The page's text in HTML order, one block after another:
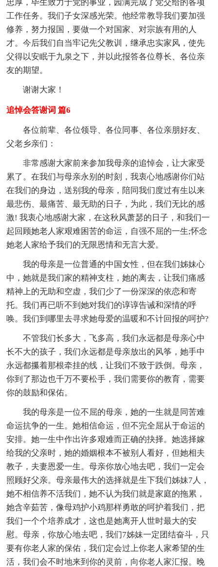
忠厚，毕生致力于党的事业，园满完成了党交给的各项
工作任务。我们子女深感光荣。他经常教导我们要加强
修养，努力报国，要做一个对国家、对宗族有用的人
才。今后我们自当牢记先父教训，继承忠实家风，使先
父得以安眠于九泉之下，并以此报答各位尊长、各位亲
友的期望。
谢谢大家！
追悼会答谢词 篇6
各位前辈、各位领导、各位同事、各位亲朋好友、
父老乡亲们：
非常感谢大家前来参加我母亲的追悼会，让大家受
累了。在我们与母亲永别的时刻，我衷心地感谢你们站
在我们的身边，送别我的母亲，陪同我们度过有生以来
最悲伤、最痛苦、最无助的日子，为此，我们无比的感
激! 我衷心地感谢大家，在这秋风萧瑟的日子，和我们一
起回顾她老人家艰难困苦的命运，自强不屈的一生;怀念
她老人家给予我们的无限恩情和无言大爱。
我的母亲是一位普通的中国女性，但在我们姊妹心
中，她就是我们家的精神支柱，她的离去，让我们痛感
精神上的无助和空虚，我们少了一份深深的依恋和寄
托。我们再已听不到她对我们的谆谆告诫和深情的呼
唤。我们到哪里去寻求她母爱的温暖和不计回报的呵护?
不管我们长多大，飞多高，我们永远都是母亲心中
长不大的孩子，我们永远都是母亲放出的风筝，她手中
永远都攥着那根牵挂的线，让我们不致于跌倒。母亲，
你到了那边也千万不要松手，我们需要你的教育，需要
你的鼓励和保佑。
我的母亲是一位不屈的母亲，她的一生就是同苦难
命运抗争的一生。她相信命运，但不完全屈从于命运的
安排。她一生中作出许多艰难而正确的抉择。她选择嫁
给我的父亲时，她的婚姻根本不被别人看好，但她相夫
教子，夫妻恩爱一生。母亲你放心地去吧，我们一定会
照顾好父亲。母亲最伟大的选择就是生下我们姊妹7人，
她不相信养不活我们，她不认为我们就是家庭的拖累，
她含辛茹苦，像母鸡护小鸡那样勇敢的呵护着我们，把
我们一个个培养成才，这也是她离开人世时最大的安
慰。母亲，你放心地去吧，我们7姊妹一定团结奋斗，只
要有你老人家的保佑，我们定会过上你老人家希望的生
活，我们会不时地来到你的灵前，向你老人家汇报。晚